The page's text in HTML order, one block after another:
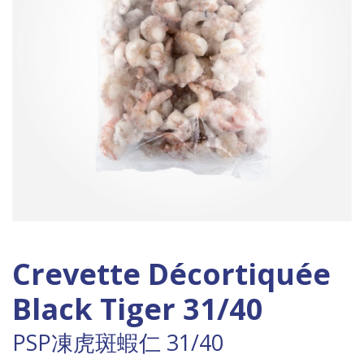
Crevette Décortiquée
Black Tiger 31/40
PSP凍虎斑蝦仁 31/40